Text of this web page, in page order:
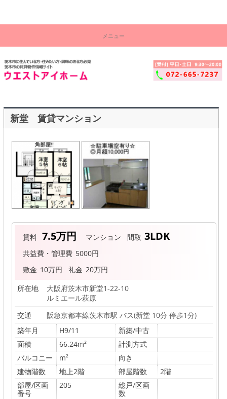
木
市
賃
物
件
セ
ン
ウ
エ
茨木市の賃貸物件情報サイト！ウエストアイ株式会社
メニュー
コ
ン
新堂 賃貸マンション
賃料 7.5万円 マンション 間取 3LDK
共益費・管理費 5000円
敷金 10万円 礼金 20万円
所在地
大阪府茨木市新堂1-22-10
ルミエール萩原
交通
阪急京都本線茨木市駅 バス(新堂 10分 停歩1分)
築年月
H9/11
新築/中古
面積
66.24m²
計測方式
バルコニー
m²
向き
建物階数
地上2階 部屋階数
2階
部屋/区画
番号
205
総戸/区画
数